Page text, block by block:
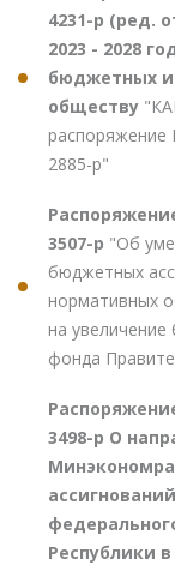
4231-р (ред.
2023 - 2028
бюджетных
обществу
распоряжение
2885-р"
3507-р "Об
бюджетных
нормативных
на
фонда
3498-р О
Республики